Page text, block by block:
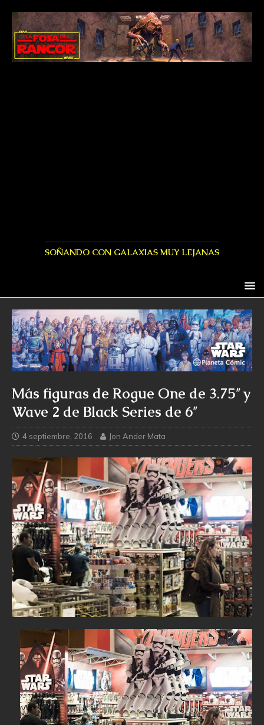
SOÑANDO CON GALAXIAS MUY LEJANAS
Más figuras de Rogue One de 3.75″ y
Wave 2 de Black Series de 6″
4 septiembre, 2016 Jon Ander Mata